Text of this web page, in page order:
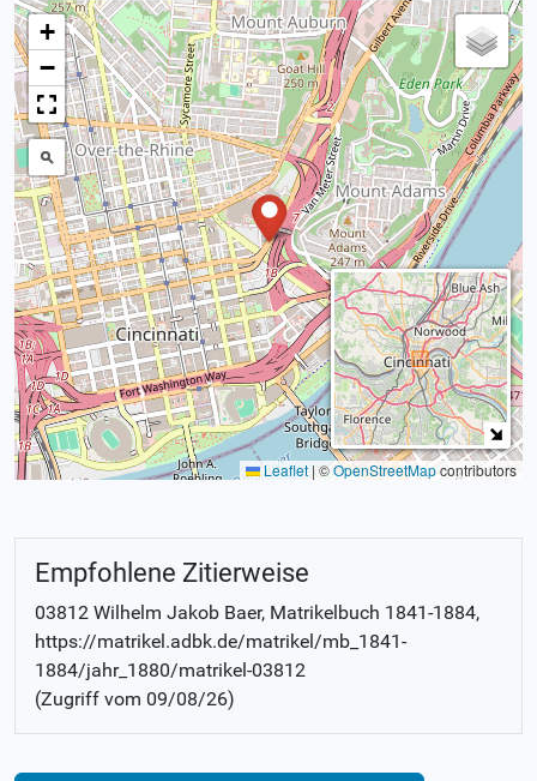
+
−
Leaflet |©OpenStreetMapcontributors
Empfohlene Zitierweise
03812 Wilhelm Jakob Baer, Matrikelbuch 1841-1884,
https://matrikel.adbk.de/matrikel/mb_1841-
1884/jahr_1880/matrikel-03812
(Zugriff vom 09/08/26)